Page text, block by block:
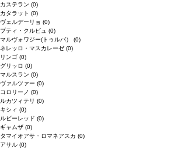
カステラン (0)
カタラット (0)
ヴェルデーリョ (0)
プティ・クルビュ (0)
マルヴォワジー(トゥルバ） (0)
ネレッロ・マスカレーゼ (0)
リンゴ (0)
グリッロ (0)
マルスラン (0)
ヴァルツァー (0)
コロリーノ (0)
ルカツィテリ (0)
キシィ (0)
ルビーレッド (0)
ギャムザ (0)
タマイオアサ・ロマネアスカ (0)
アサル (0)